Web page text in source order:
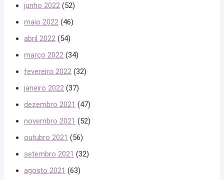
junho 2022 (52)
maio 2022 (46)
abril 2022 (54)
março 2022 (34)
fevereiro 2022 (32)
janeiro 2022 (37)
dezembro 2021 (47)
novembro 2021 (52)
outubro 2021 (56)
setembro 2021 (32)
agosto 2021 (63)